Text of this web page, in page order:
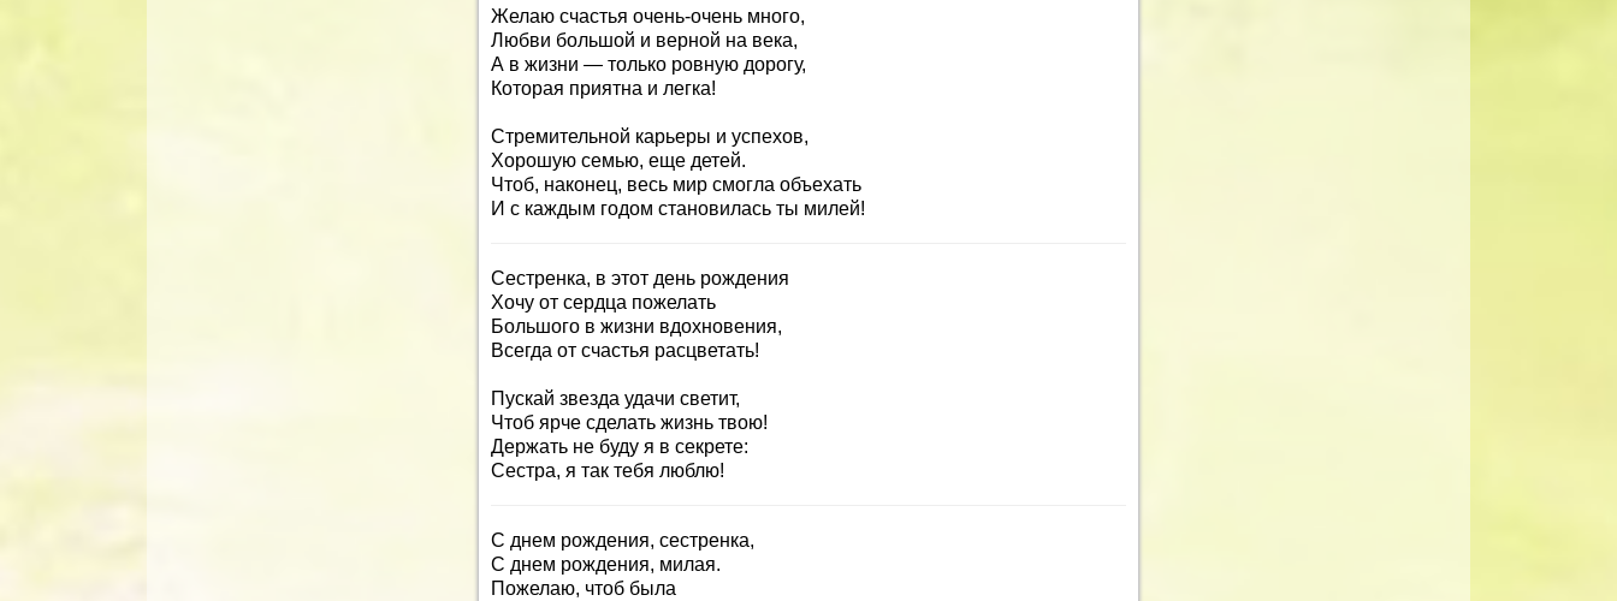
Желаю счастья очень-очень много,
Любви большой и верной на века,
А в жизни — только ровную дорогу,
Которая приятна и легка!
Стремительной карьеры и успехов,
Хорошую семью, еще детей.
Чтоб, наконец, весь мир смогла объехать
И с каждым годом становилась ты милей!
Сестренка, в этот день рождения
Хочу от сердца пожелать
Большого в жизни вдохновения,
Всегда от счастья расцветать!
Пускай звезда удачи светит,
Чтоб ярче сделать жизнь твою!
Держать не буду я в секрете:
Сестра, я так тебя люблю!
С днем рождения, сестренка,
С днем рождения, милая.
Пожелаю, чтоб была